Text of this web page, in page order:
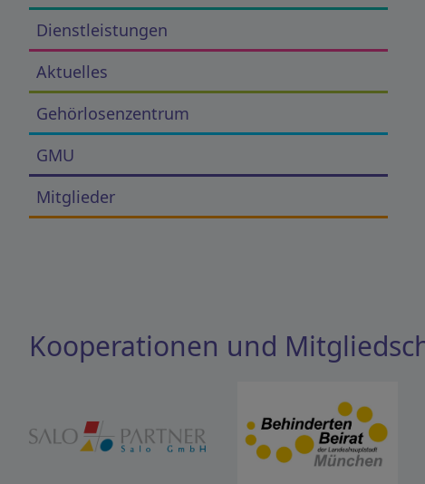
Dienstleistungen
Aktuelles
Gehörlosenzentrum
GMU
Mitglieder
Kooperationen und